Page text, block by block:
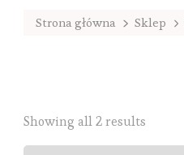
Strona główna Sklep
Showing all 2 results
by